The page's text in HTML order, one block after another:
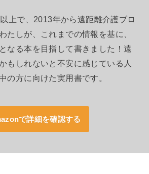
上で、2013年から遠距離介護ブロ
たしが、これまでの情報を基に、
なる本を目指して書きました！遠
もしれないと不安に感じている人
の方に向けた実用書です。
で詳細を確認する